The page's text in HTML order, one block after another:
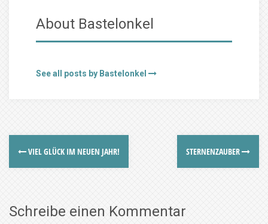
About Bastelonkel
See all posts by Bastelonkel
VIEL GLÜCK IM NEUEN JAHR! STERNENZAUBER
Schreibe einen Kommentar